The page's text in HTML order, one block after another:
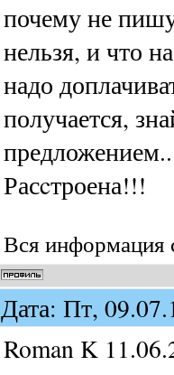
почему не
нельзя, и что
надо
получается,
Расcтроена!!!
Вся информация
Дата: Пт,
Roman K